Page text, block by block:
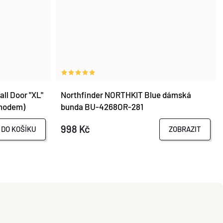
Door "XL"
DO KOŠÍKU
Northfinder NORTHKIT Blue dámská
bunda BU-4268OR-281
998 Kč ZOBRAZIT